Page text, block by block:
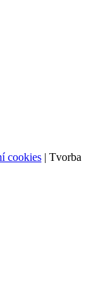
cookies | Tvorba